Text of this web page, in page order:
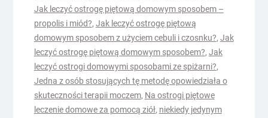
Jak leczyć ostrogę piętową domowym sposobem –
propolis i miód?, Jak leczyć ostrogę piętową
domowym sposobem z użyciem cebuli i czosnku?, Jak
leczyć ostrogę piętową domowym sposobem?, Jak
leczyć ostrogi domowymi sposobami ze spiżarni?,
Jedna z osób stosujących tę metodę opowiedziała o
skuteczności terapii moczem, Na ostrogi piętowe
leczenie domowe za pomocą ziół, niekiedy jedynym